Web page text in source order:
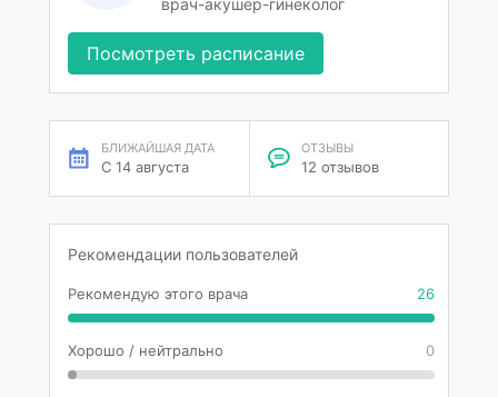
врач-акушер-гинеколог
Посмотреть расписание
БЛИЖАЙШАЯ ДАТА
С 14 августа
ОТЗЫВЫ
12 отзывов
Рекомендации пользователей
Рекомендую этого врача 26
Хорошо / нейтрально 0